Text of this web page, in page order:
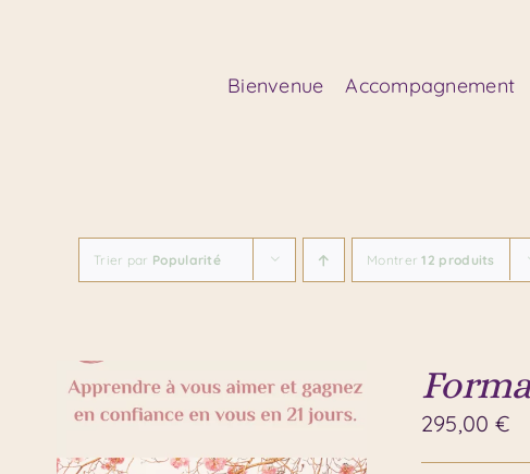
Bienvenue Accompagnement
Trier par Popularité Montrer12 produits
295,00 €